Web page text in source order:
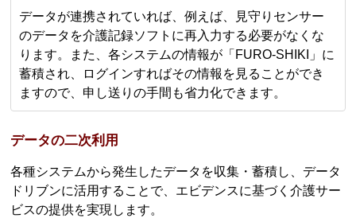
データが連携されていれば、例えば、見守りセンサー
のデータを介護記録ソフトに再入力する必要がなくな
ります。また、各システムの情報が「FURO-SHIKI」に
蓄積され、ログインすればその情報を見ることができ
ますので、申し送りの手間も省力化できます。
データの二次利用
各種システムから発生したデータを収集・蓄積し、データ
ドリブンに活用することで、エビデンスに基づく介護サー
ビスの提供を実現します。